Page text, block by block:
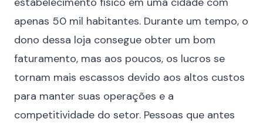
apenas 50 mil habitantes. Durante um tempo, o
dono dessa loja consegue obter um bom
faturamento, mas aos poucos, os lucros se
tornam mais escassos devido aos altos custos
para manter suas operações e a
competitividade do setor. Pessoas que antes